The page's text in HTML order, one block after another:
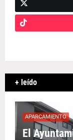
+ leído
APARCAMIENTO
El